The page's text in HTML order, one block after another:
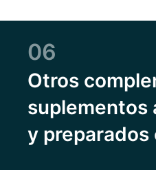
06
Otros
suplementos
y